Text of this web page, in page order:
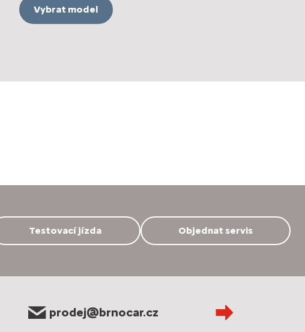
Vybrat model
Testovací jízda Objednat servis
prodej@brnocar.cz